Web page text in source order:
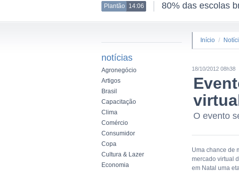
Plantão 14:06 80% das escolas
notícias
Agronegócio
Artigos
Brasil
Capacitação
Clima
Comércio
Consumidor
Copa
Cultura & Lazer
Economia
Início /
18/10/2012 08h38
O evento
Uma chance de
mercado virtual
em Natal uma